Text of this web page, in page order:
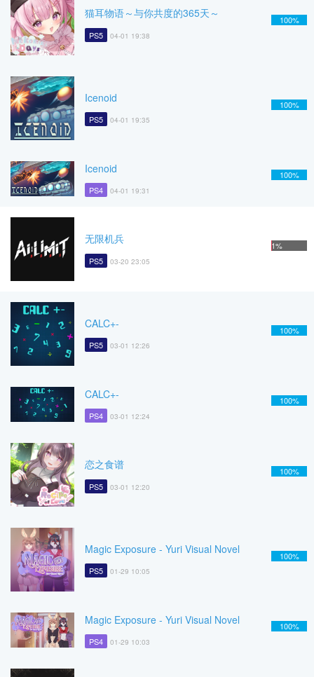
猫耳物语～与你共度的365天～
PS5 04-01 19:38
100%
Icenoid
PS5 04-01 19:35
100%
Icenoid
PS4 04-01 19:31
100%
无限机兵
PS5 03-20 23:05
1%
CALC+-
PS5 03-01 12:26
100%
CALC+-
PS4 03-01 12:24
100%
恋之食谱
PS5 03-01 12:20
100%
Magic Exposure - Yuri Visual Novel
PS5 01-29 10:05
100%
Magic Exposure - Yuri Visual Novel
PS4 01-29 10:03
100%